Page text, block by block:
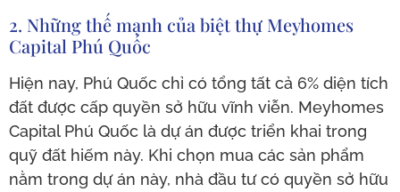
2. Những thế mạnh của biệt thự Meyhomes
Capital Phú Quốc
Hiện nay, Phú Quốc chỉ có tổng tất cả 6% diện tích
đất được cấp quyền sở hữu vĩnh viễn. Meyhomes
Capital Phú Quốc là dự án được triển khai trong
quỹ đất hiếm này. Khi chọn mua các sản phẩm
nằm trong dự án này, nhà đầu tư có quyền sở hữu